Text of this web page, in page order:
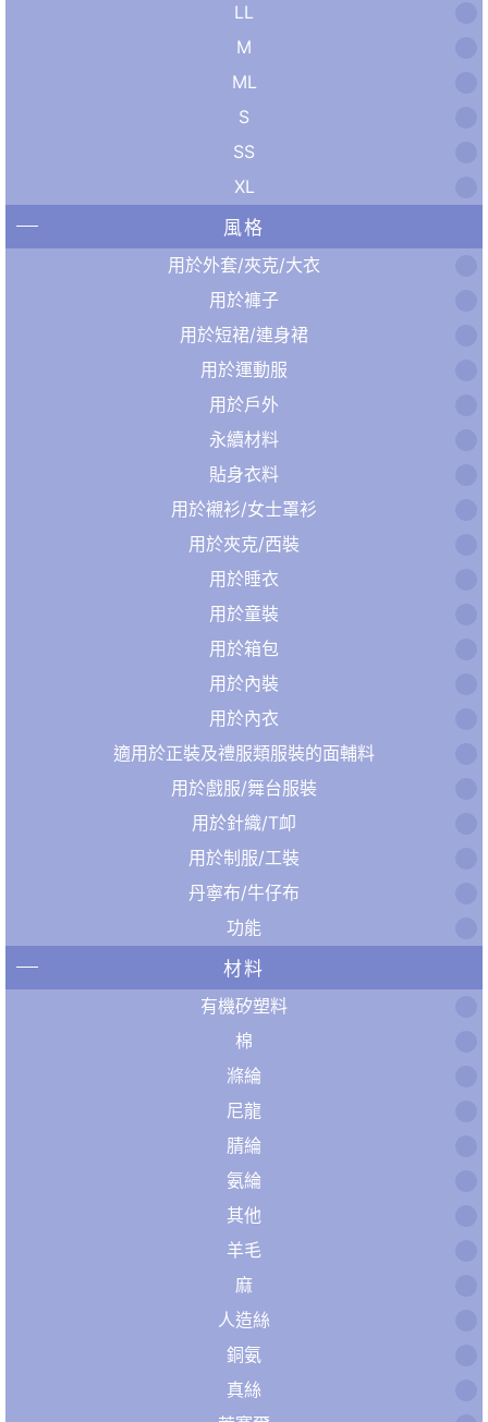
LL
M
ML
S
SS
XL
風格
用於外套/夾克/大衣
用於褲子
用於短裙/連身裙
用於運動服
用於戶外
永續材料
貼身衣料
用於襯衫/女士罩衫
用於夾克/西裝
用於睡衣
用於童裝
用於箱包
用於內裝
用於內衣
適用於正裝及禮服類服裝的面輔料
用於戲服/舞台服裝
用於針織/T卹
用於制服/工裝
丹寧布/牛仔布
功能
材料
有機矽塑料
棉
滌綸
尼龍
腈綸
氨綸
其他
羊毛
麻
人造絲
銅氨
真絲